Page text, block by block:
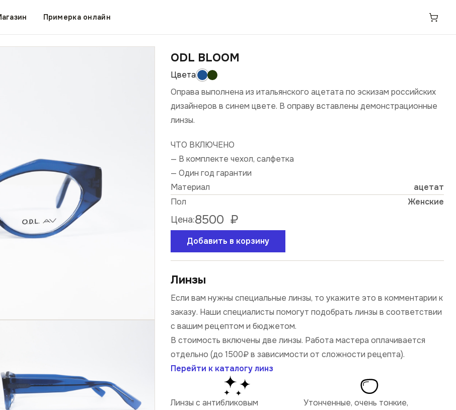
Примерка онлайн
ODL BLOOM
Оправа выполнена из итальянского ацетата по эскизам российских
дизайнеров в синем цвете. В оправу вставлены демонстрационные
линзы.
ЧТО ВКЛЮЧЕНО
— В комплекте чехол, салфетка
— Один год гарантии
Материал
ацетат
Пол
Женские
Цена:8500 ₽
Добавить в корзину
Линзы
Если вам нужны специальные линзы, то укажите это в комментарии к
заказу. Наши специалисты помогут подобрать линзы в соответствии
с вашим рецептом и бюджетом.
В стоимость включены две линзы. Работа мастера оплачивается
отдельно (до 1500₽ в зависимости от сложности рецепта).
Перейти к каталогу линз
Линзы с антибликовым
Утонченные, очень тонкие,